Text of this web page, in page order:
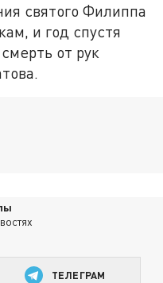
святого Филиппа
и год спустя
от рук
ТЕЛЕГРАМ